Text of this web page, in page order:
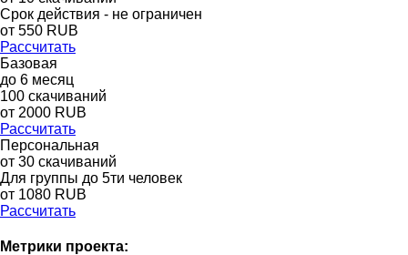
Срок действия - не ограничен
от 550 RUB
Рассчитать
Базовая
до 6 месяц
100 скачиваний
от 2000 RUB
Рассчитать
Персональная
от 30 скачиваний
Для группы до 5ти человек
от 1080 RUB
Рассчитать
Метрики проекта: